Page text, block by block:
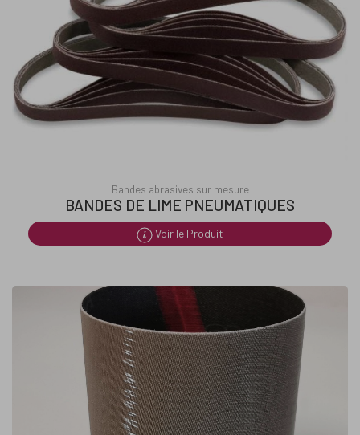
Bandes abrasives sur mesure
BANDES DE LIME PNEUMATIQUES
Voir le Produit